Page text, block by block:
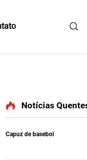
Notícias
Capuz de basebol